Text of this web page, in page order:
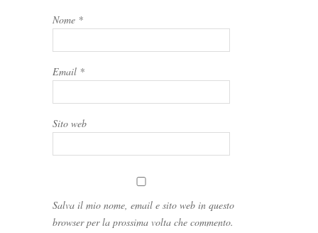
Nome *
Email *
Sito web
Salva il mio nome, email e sito web in questo
browser per la prossima volta che commento.